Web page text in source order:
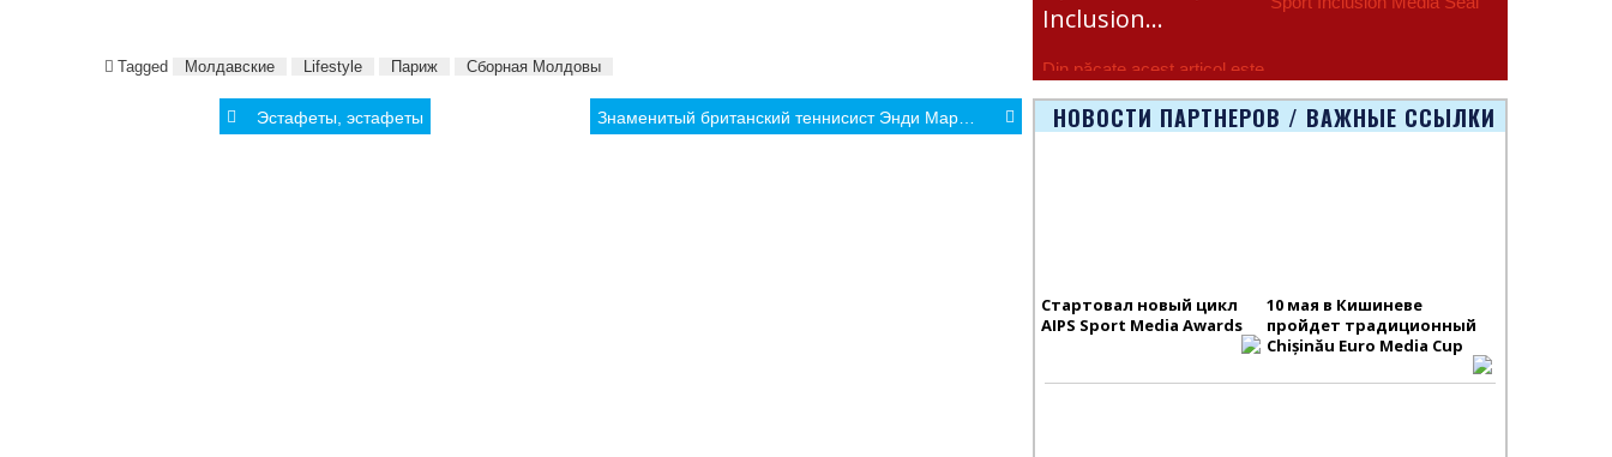
Tagged Молдавские Lifestyle Париж Сборная Молдовы
Эстафеты, эстафеты Знаменитый британский теннисист Энди Маррэй стал Сэром
Inclusion…
Din păcate acest articol este
disponibil doar în Русский.
НОВОСТИ ПАРТНЕРОВ / ВАЖНЫЕ ССЫЛКИ
Стартовал новый цикл
AIPS Sport Media Awards
10 мая в Кишиневе
пройдет традиционный
Chișinău Euro Media Cup